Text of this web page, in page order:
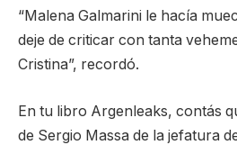
“Malena Galmarini le hacía
deje de criticar con tanta
Cristina”, recordó.
En tu libro Argenleaks, contás
de Sergio Massa de la jefatura